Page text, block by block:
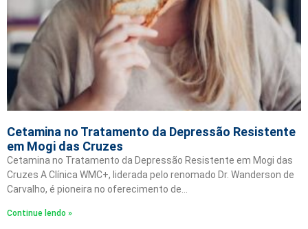
Cetamina no Tratamento da Depressão Resistente
em Mogi das Cruzes
Cetamina no Tratamento da Depressão Resistente em Mogi das
Cruzes A Clínica WMC+, liderada pelo renomado Dr. Wanderson de
Carvalho, é pioneira no oferecimento de…
Continue lendo »